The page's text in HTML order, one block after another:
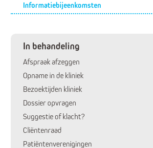
Informatiebijeenkomsten
In behandeling
Afspraak afzeggen
Opname in de kliniek
Bezoektijden kliniek
Dossier opvragen
Suggestie of klacht?
Cliëntenraad
Patiëntenverenigingen